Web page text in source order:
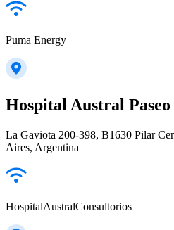
Puma Energy
Hospital Austral
La Gaviota 200-398, B1630 Pilar
Aires, Argentina
HospitalAustralConsultorios